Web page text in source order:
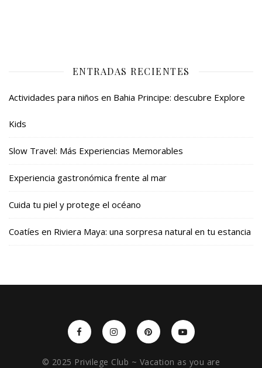
ENTRADAS RECIENTES
Actividades para niños en Bahia Principe: descubre Explore
Kids
Slow Travel: Más Experiencias Memorables
Experiencia gastronómica frente al mar
Cuida tu piel y protege el océano
Coatíes en Riviera Maya: una sorpresa natural en tu estancia
© 2025 Privilege Club ~ Vacation as you are